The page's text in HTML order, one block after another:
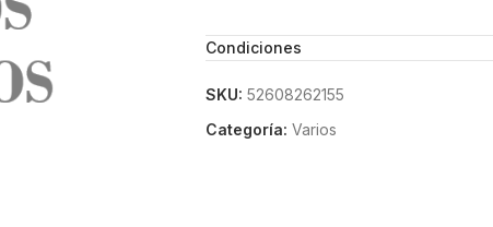
Condiciones
SKU: 52608262155
Categoría: Varios